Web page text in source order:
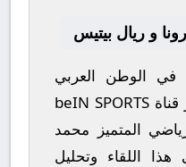
و ريال بيتيس
في الوطن العربي
beIN SPORTS
المتميز محمد
اللقاء وتحليل